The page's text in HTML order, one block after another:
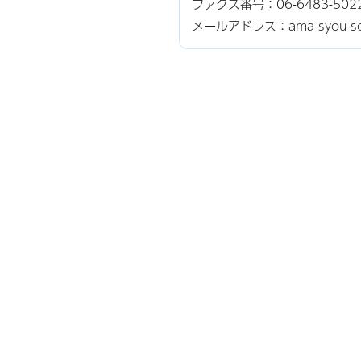
メールアドレス：ama-